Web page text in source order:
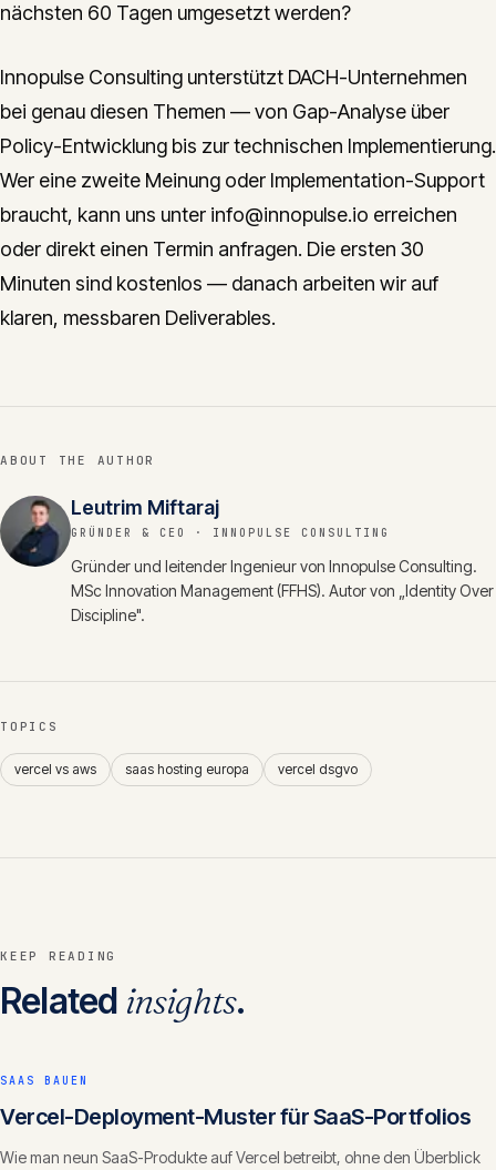
nächsten 60 Tagen umgesetzt werden?
Innopulse Consulting unterstützt DACH-Unternehmen
bei genau diesen Themen — von Gap-Analyse über
Policy-Entwicklung bis zur technischen Implementierung.
Wer eine zweite Meinung oder Implementation-Support
braucht, kann uns unter info@innopulse.io erreichen
oder direkt einen Termin anfragen. Die ersten 30
Minuten sind kostenlos — danach arbeiten wir auf
klaren, messbaren Deliverables.
ABOUT THE AUTHOR
Leutrim Miftaraj
GRÜNDER & CEO · INNOPULSE CONSULTING
Gründer und leitender Ingenieur von Innopulse Consulting.
MSc Innovation Management (FFHS). Autor von „Identity Over
Discipline".
TOPICS
vercel vs aws saas hosting europa vercel dsgvo
KEEP READING
Related insights.
SAAS BAUEN
Vercel-Deployment-Muster für SaaS-Portfolios
Wie man neun SaaS-Produkte auf Vercel betreibt, ohne den Überblick